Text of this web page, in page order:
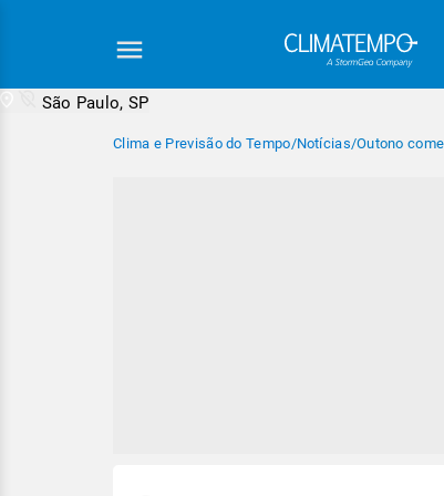
São Paulo, SP
Clima e Previsão do Tempo/Notícias/Outono